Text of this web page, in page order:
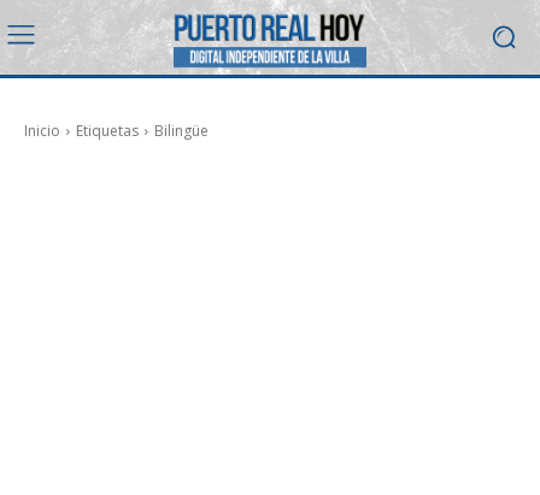
Inicio Etiquetas Bilingüe